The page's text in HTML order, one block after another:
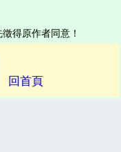
得原作者同意！
回首頁